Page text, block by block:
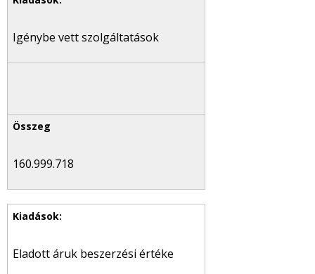
Igénybe vett szolgáltatások
160.999.718
Eladott áruk beszerzési értéke